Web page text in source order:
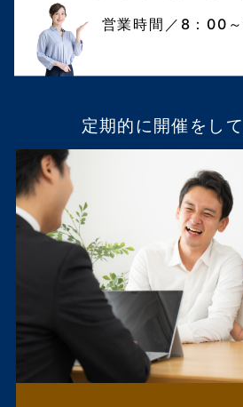
営業時間／8：00
定期的に開催をして